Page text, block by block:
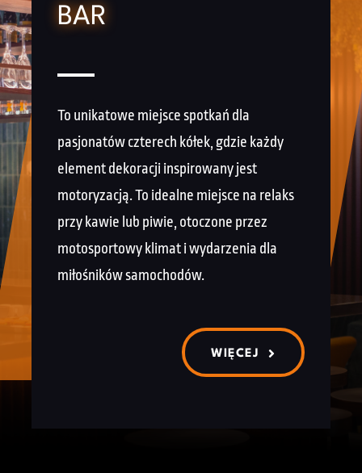
BAR
To unikatowe miejsce spotkań dla
pasjonatów czterech kółek, gdzie każdy
element dekoracji inspirowany jest
motoryzacją. To idealne miejsce na relaks
przy kawie lub piwie, otoczone przez
motosportowy klimat i wydarzenia dla
miłośników samochodów.
WIĘCEJ